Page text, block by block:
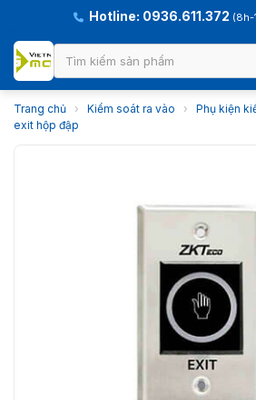
Hotline: 0936.611.372 (8h-
Trang chủ › Kiểm soát ra vào › Phụ kiện
exit hộp đập